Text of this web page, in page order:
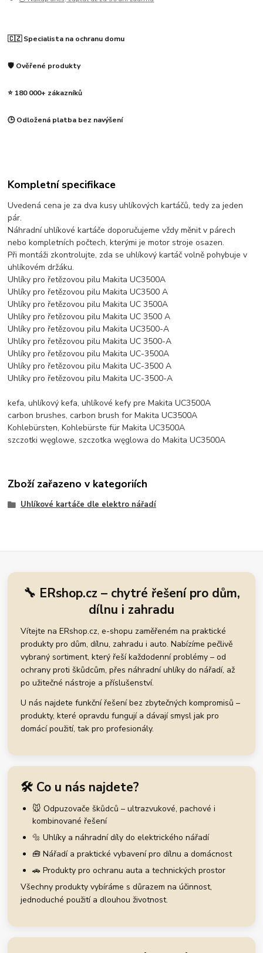
🇨🇿 Specialista na ochranu domu
🛡️ Ověřené produkty
⭐ 180 000+ zákazníků
🕒 Odložená platba bez navýšení
Kompletní specifikace
Uvedená cena je za dva kusy uhlíkových kartáčů, tedy za jeden
pár.
Náhradní uhlíkové kartáče doporučujeme vždy měnit v párech
nebo kompletních počtech, kterými je motor stroje osazen.
Při montáži zkontrolujte, zda se uhlíkový kartáč volně pohybuje v
uhlíkovém držáku.
Uhlíky pro řetězovou pilu Makita UC3500A
Uhlíky pro řetězovou pilu Makita UC3500 A
Uhlíky pro řetězovou pilu Makita UC 3500A
Uhlíky pro řetězovou pilu Makita UC 3500 A
Uhlíky pro řetězovou pilu Makita UC3500-A
Uhlíky pro řetězovou pilu Makita UC 3500-A
Uhlíky pro řetězovou pilu Makita UC-3500A
Uhlíky pro řetězovou pilu Makita UC-3500 A
Uhlíky pro řetězovou pilu Makita UC-3500-A
kefa, uhlíkový kefa, uhlíkové kefy pre Makita UC3500A
carbon brushes, carbon brush for Makita UC3500A
Kohlebürsten, Kohlebürste für Makita UC3500A
szczotki węglowe, szczotka węglowa do Makita UC3500A
Zboží zařazeno v kategoriích
Uhlíkové kartáče dle elektro nářadí
🔧 ERshop.cz – chytré řešení pro dům,
dílnu i zahradu
Vítejte na ERshop.cz, e-shopu zaměřeném na praktické
produkty pro dům, dílnu, zahradu i auto. Nabízíme pečlivě
vybraný sortiment, který řeší každodenní problémy – od
ochrany proti škůdcům, přes náhradní uhlíky do nářadí, až
po užitečné nástroje a příslušenství.
U nás najdete funkční řešení bez zbytečných kompromisů –
produkty, které opravdu fungují a dávají smysl jak pro
domácí použití, tak pro profesionály.
🛠️ Co u nás najdete?
🐭 Odpuzovače škůdců – ultrazvukové, pachové i
kombinované řešení
🔩 Uhlíky a náhradní díly do elektrického nářadí
🧰 Nářadí a praktické vybavení pro dílnu a domácnost
🚗 Produkty pro ochranu auta a technických prostor
Všechny produkty vybíráme s důrazem na účinnost,
jednoduché použití a dlouhou životnost.